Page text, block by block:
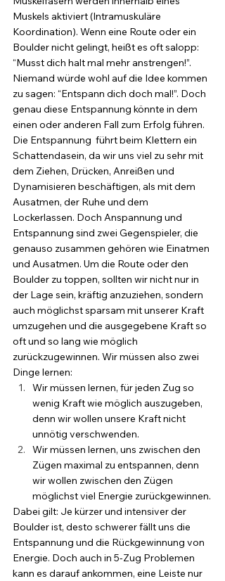
Muskels aktiviert (Intramuskuläre
Koordination). Wenn eine Route oder ein
Boulder nicht gelingt, heißt es oft salopp:
“Musst dich halt mal mehr anstrengen!”.
Niemand würde wohl auf die Idee kommen
zu sagen: “Entspann dich doch mal!”. Doch
genau diese Entspannung könnte in dem
einen oder anderen Fall zum Erfolg führen.
Die Entspannung  führt beim Klettern ein
Schattendasein, da wir uns viel zu sehr mit
dem Ziehen, Drücken, Anreißen und
Dynamisieren beschäftigen, als mit dem
Ausatmen, der Ruhe und dem
Lockerlassen. Doch Anspannung und
Entspannung sind zwei Gegenspieler, die
genauso zusammen gehören wie Einatmen
und Ausatmen. Um die Route oder den
Boulder zu toppen, sollten wir nicht nur in
der Lage sein, kräftig anzuziehen, sondern
auch möglichst sparsam mit unserer Kraft
umzugehen und die ausgegebene Kraft so
oft und so lang wie möglich
zurückzugewinnen. Wir müssen also zwei
Dinge lernen:
Wir müssen lernen, für jeden Zug so
wenig Kraft wie möglich auszugeben,
denn wir wollen unsere Kraft nicht
unnötig verschwenden.
Wir müssen lernen, uns zwischen den
Zügen maximal zu entspannen, denn
wir wollen zwischen den Zügen
möglichst viel Energie zurückgewinnen.
Dabei gilt: Je kürzer und intensiver der
Boulder ist, desto schwerer fällt uns die
Entspannung und die Rückgewinnung von
Energie. Doch auch in 5-Zug Problemen
kann es darauf ankommen, eine Leiste nur